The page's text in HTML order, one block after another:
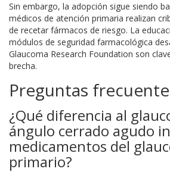
Sin embargo, la adopción sigue siendo
médicos de atención primaria realizan
de recetar fármacos de riesgo. La
módulos de seguridad farmacológica
Glaucoma Research Foundation son
brecha.
Preguntas
¿Qué diferencia al
ángulo cerrado agudo
medicamentos del
primario?